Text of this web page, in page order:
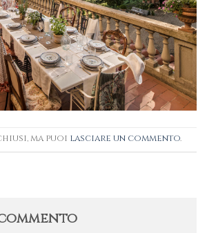
ma puoi lasciare un commento.